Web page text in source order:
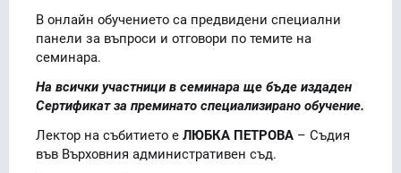
В онлайн обучението са предвидени специални
панели за въпроси и отговори по темите на
семинара.
На всички участници в семинара ще бъде издаден
Сертификат за преминато специализирано обучение.
Лектор на събитието е ЛЮБКА ПЕТРОВА – Съдия
във Върховния административен съд.